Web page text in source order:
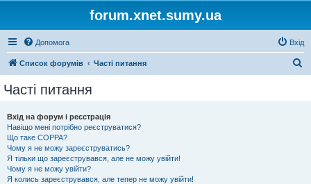
forum.xnet.sumy.ua
Допомога Вхід
Список форумів Часті питання
Часті питання
Вхід на форум і реєстрація
Навіщо мені потрібно реєструватися?
Що таке COPPA?
Чому я не можу зареєструватись?
Я тільки що зареєструвався, але не можу увійти!
Чому я не можу увійти?
Я колись зареєструвався, але тепер не можу увійти!